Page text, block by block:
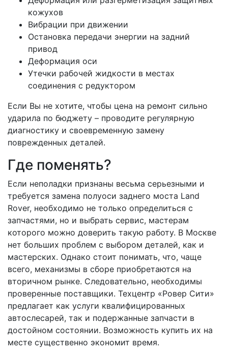
кожухов
Вибрации при движении
Остановка передачи энергии на задний
привод
Деформация оси
Утечки рабочей жидкости в местах
соединения с редуктором
Если Вы не хотите, чтобы цена на ремонт сильно
ударила по бюджету – проводите регулярную
диагностику и своевременную замену
поврежденных деталей.
Где поменять?
Если неполадки признаны весьма серьезными и
требуется замена полуоси заднего моста Land
Rover, необходимо не только определиться с
запчастями, но и выбрать сервис, мастерам
которого можно доверить такую работу. В Москве
нет больших проблем с выбором деталей, как и
мастерских. Однако стоит понимать, что, чаще
всего, механизмы в сборе приобретаются на
вторичном рынке. Следовательно, необходимы
проверенные поставщики. Техцентр «Ровер Сити»
предлагает как услуги квалифицированных
автослесарей, так и подержанные запчасти в
достойном состоянии. Возможность купить их на
месте существенно экономит время.